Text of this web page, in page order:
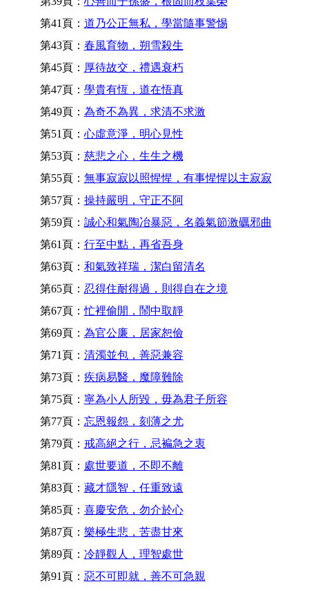
第41頁： 道乃公正無私，學當隨事警惕
第43頁： 春風育物，朔雪殺生
第45頁： 厚待故交，禮遇衰朽
第47頁： 學貴有恆，道在悟真
第49頁： 為奇不為異，求清不求激
第51頁： 心虛意淨，明心見性
第53頁： 慈悲之心，生生之機
第55頁： 無事寂寂以照惺惺，有事惺惺以主寂寂
第57頁： 操持嚴明，守正不阿
第59頁： 誠心和氣陶冶暴惡，名義氣節激礪邪曲
第61頁： 行至中點，再省吾身
第63頁： 和氣致祥瑞，潔白留清名
第65頁： 忍得住耐得過，則得自在之境
第67頁：忙裡偷閒，鬧中取靜
第69頁： 為官公廉，居家恕儉
第71頁： 清濁並包，善惡兼容
第73頁： 疾病易醫，魔障難除
第75頁： 寧為小人所毀，毋為君子所容
第77頁： 忘恩報怨，刻薄之尤
第79頁： 戒高絕之行，忌褊急之衷
第81頁： 處世要道，不即不離
第83頁： 藏才隱智，任重致遠
第85頁： 喜慶安危，勿介於心
第87頁： 樂極生悲，苦盡甘來
第89頁： 冷靜觀人，理智處世
第91頁： 惡不可即就，善不可急親